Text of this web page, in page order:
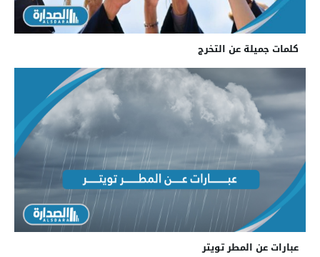
كلمات جميلة عن التخرج
عبارات عن المطر تويتر